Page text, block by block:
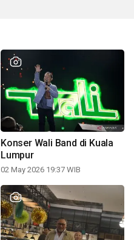
Konser Wali Band di Kuala
Lumpur
02 May 2026 19:37 WIB